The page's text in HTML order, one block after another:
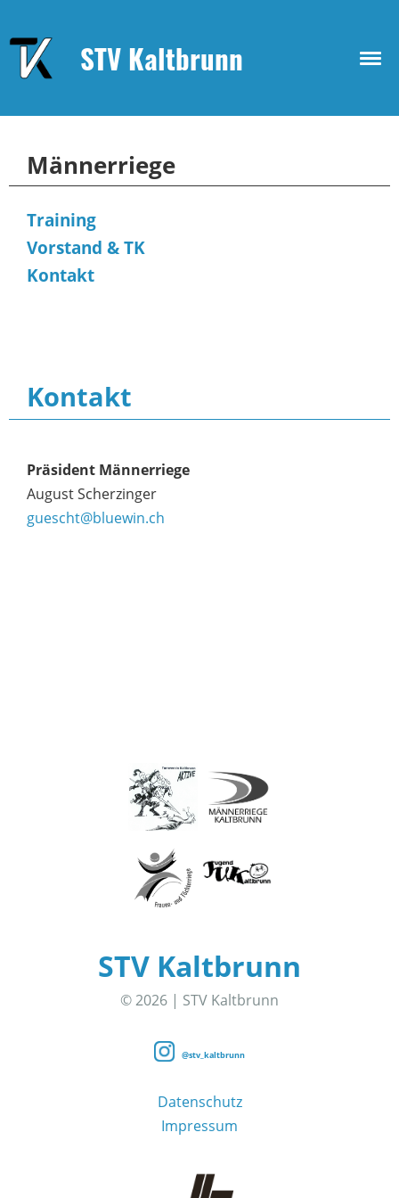
STV Kaltbrunn
Kontakt
Präsident Männerriege
August Scherzinger
guescht@bluewin.ch
Männerriege
Training
Vorstand & TK
Kontakt
STV Kaltbrunn
© 2026 | STV Kaltbrunn
@stv_kaltbrunn
Datenschutz
Impressum